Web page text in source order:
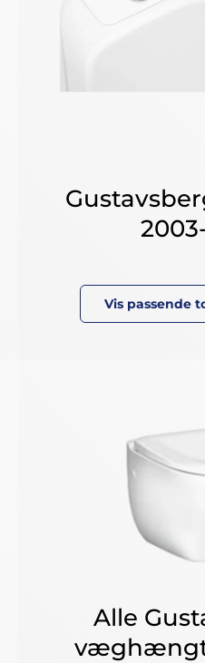
Vis passende
Alle